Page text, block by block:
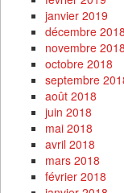
janvier 2019
décembre 2018
novembre 2018
octobre 2018
septembre
août 2018
juin 2018
mai 2018
avril 2018
mars 2018
février 2018